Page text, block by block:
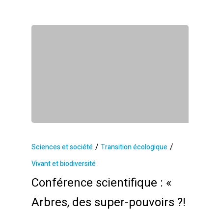
Sciences et société / Transition écologique /
Vivant et biodiversité
Conférence scientifique : «
Arbres, des super-pouvoirs ?!